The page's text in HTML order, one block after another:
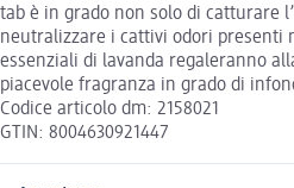
tab è in grado non solo di catturare
neutralizzare i cattivi odori presenti
essenziali di lavanda regaleranno
piacevole fragranza in grado di
Codice articolo dm: 2158021
GTIN: 8004630921447